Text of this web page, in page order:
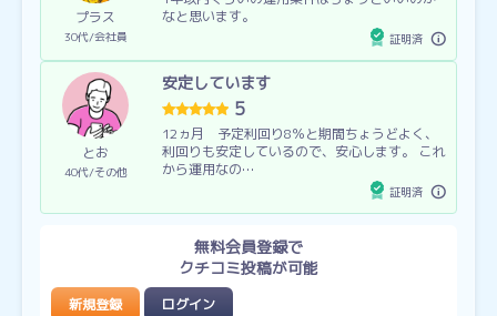
プラス
30代 会社員
なと思います。
証明済
とお
40代 その他
安定しています
5
12ヵ月 予定利回り8％と期間ちょうどよく、
利回りも安定しているので、安心します。 これ
から運用なの…
証明済
無料会員登録で
クチコミ投稿が可能
新規登録 ログイン